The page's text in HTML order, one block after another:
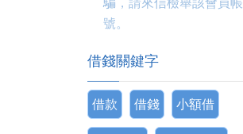
騙，請來信檢舉該會員帳
號。
借錢關鍵字
借款 借錢 小額借